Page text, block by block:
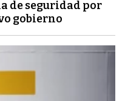
de seguridad por
gobierno